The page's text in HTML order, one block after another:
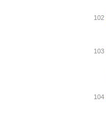
102
103
104